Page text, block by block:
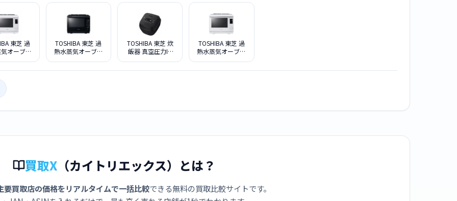
東芝 過
オーブン
TOSHIBA 東芝 過
熱水蒸気オーブン
TOSHIBA 東芝 炊
飯器 真空圧力IH
TOSHIBA 東芝 過
熱水蒸気オーブン
買取X （カイトリエックス）とは？
要買取店の価格をリアルタイムで一括比較できる無料の買取比較サイトです。